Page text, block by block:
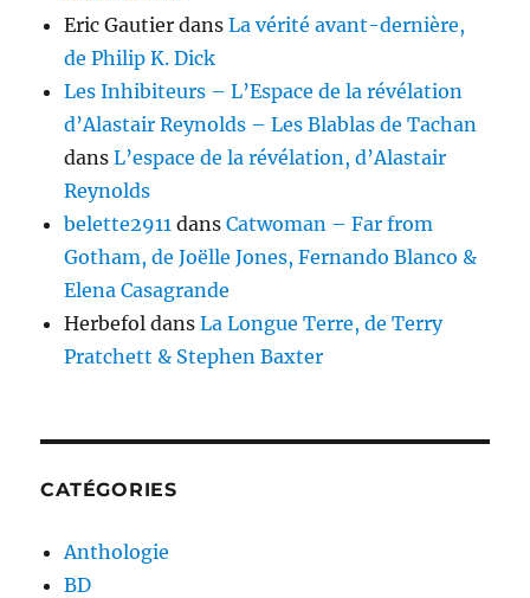
Eric Gautier dansLa vérité avant-dernière,
de Philip K. Dick
Les Inhibiteurs – L’Espace de la révélation
d’Alastair Reynolds – Les Blablas de Tachan
dansL’espace de la révélation, d’Alastair
Reynolds
belette2911 dansCatwoman – Far from
Gotham, de Joëlle Jones, Fernando Blanco &
Elena Casagrande
Herbefol dansLa Longue Terre, de Terry
Pratchett & Stephen Baxter
CATÉGORIES
Anthologie
BD